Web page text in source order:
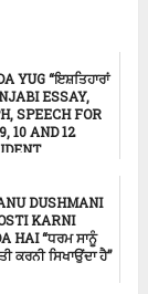
YUG “ਇਸ਼ਤਿਹਾਰਾਂ
ESSAY,
SPEECH FOR
10 AND 12
DUSHMANI
KARNI
HAI “ਧਰਮ ਸਾਨੂੰ
ਕਰਨੀ ਸਿਖਾਉਂਦਾ ਹੈ”